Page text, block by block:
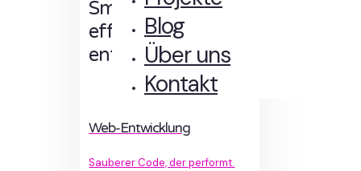
Blog
Über uns
Kontakt
Smart designt und
effizient
entwickelt.
Web-Entwicklung
Sauberer Code, der performt.